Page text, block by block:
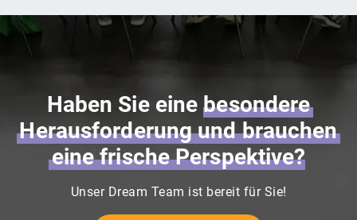
Haben Sie einebesondere
Herausforderung und brauchen
eine frische Perspektive?
Unser Dream Team ist bereit für Sie!